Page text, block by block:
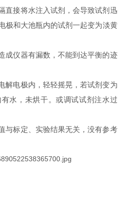
直接将水注入试剂，会导致试剂迅
极和大池瓶内的试剂一起变为淡黄
成仪器有漏数，不能到达平衡的迹
解电极内，轻轻摇晃，若试剂变为
水，未烘干。或调试试剂注水过
与标定、实验结果无关，没有参考